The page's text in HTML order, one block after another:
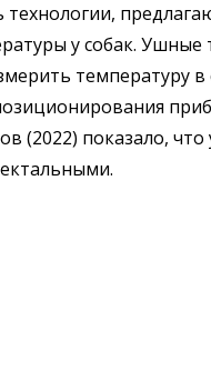
технологии,
у собак.
температуру
(2022) показало,